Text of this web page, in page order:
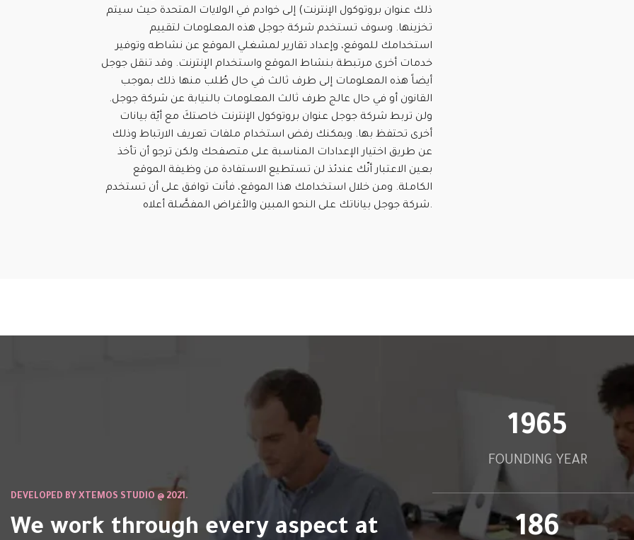
ذلك عنوان بروتوكول الإنترنت) إلى خوادم في الولايات المتحدة حيث سيتم
تخزينها. وسوف تستخدم شركة جوجل هذه المعلومات لتقييم
استخدامك للموقع، وإعداد تقارير لمشغلي الموقع عن نشاطه وتوفير
خدمات أخرى مرتبطة بنشاط الموقع واستخدام الإنترنت. وقد تنقل جوجل
أيضاً هذه المعلومات إلى طرف ثالث في حال طُلب منها ذلك بموجب
القانون أو في حال عالج طرف ثالث المعلومات بالنيابة عن شركة جوجل.
ولن تربط شركة جوجل عنوان بروتوكول الإنترنت خاصتكَ مع أيّة بيانات
أخرى تحتفظ بها. ويمكنك رفض استخدام ملفات تعريف الارتباط وذلك
عن طريق اختيار الإعدادات المناسبة على متصفحك ولكن ترجو أن تأخذ
بعين الاعتبار أنّك عندئذ لن تستطيع الاستفادة من وظيفة الموقع
الكاملة. ومن خلال استخدامك هذا الموقع، فأنت توافق على أن تستخدم
شركة جوجل بياناتك على النحو المبين والأغراض المفصَّلة أعلاه.
DEVELOPED BY XTEMOS STUDIO @ 2021.
We work through every aspect at
2010
FOUNDING YEAR
190